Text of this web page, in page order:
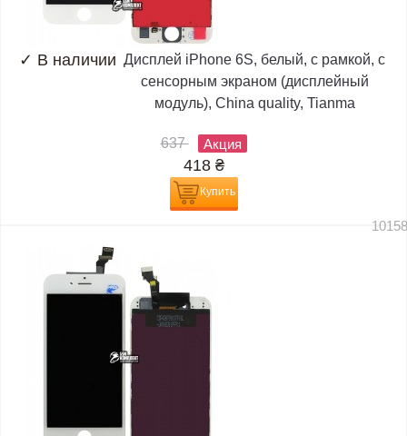
✓ В наличии Дисплей iPhone 6S, белый, с рамкой, с
сенсорным экраном (дисплейный
модуль), China quality, Tianma
637 Акция
418 ₴
Купить